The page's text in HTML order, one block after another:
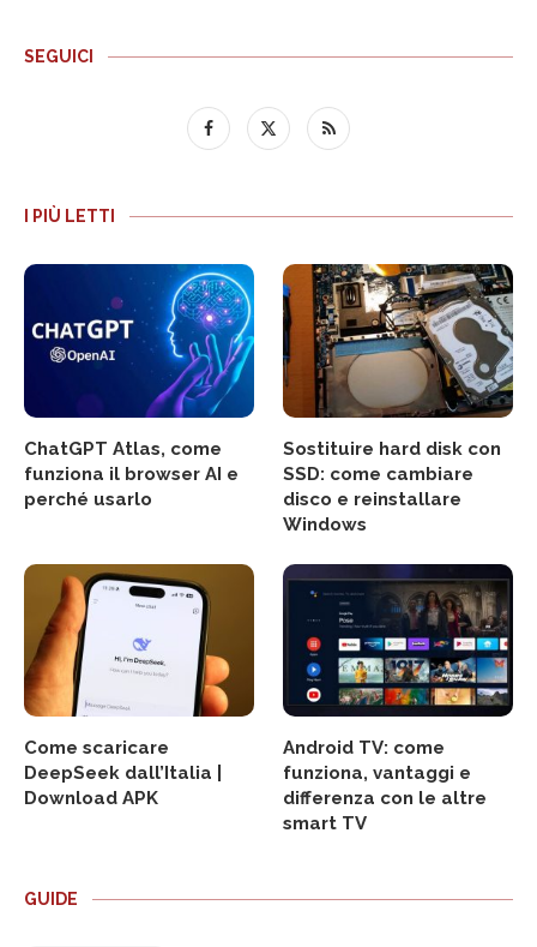
SEGUICI
I PIÙ LETTI
ChatGPT Atlas, come
funziona il browser AI e
perché usarlo
Sostituire hard disk con
SSD: come cambiare
disco e reinstallare
Windows
Come scaricare
DeepSeek dall’Italia |
Download APK
Android TV: come
funziona, vantaggi e
differenza con le altre
smart TV
GUIDE